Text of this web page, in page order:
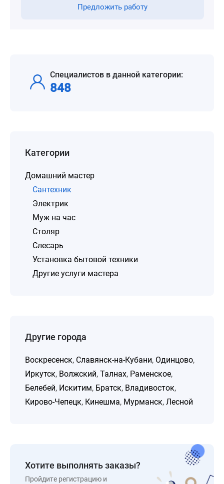
Предложить работу
Специалистов в данной категории:
848
Категории
Домашний мастер
Сантехник
Электрик
Муж на час
Столяр
Слесарь
Установка бытовой техники
Другие услуги мастера
Другие города
Воскресенск, Славянск-на-Кубани, Одинцово,
Иркутск, Волжский, Талнах, Раменское,
Белебей, Искитим, Братск, Владивосток,
Кирово-Чепецк, Кинешма, Мурманск, Лесной
Хотите выполнять заказы?
Пройдите регистрацию и